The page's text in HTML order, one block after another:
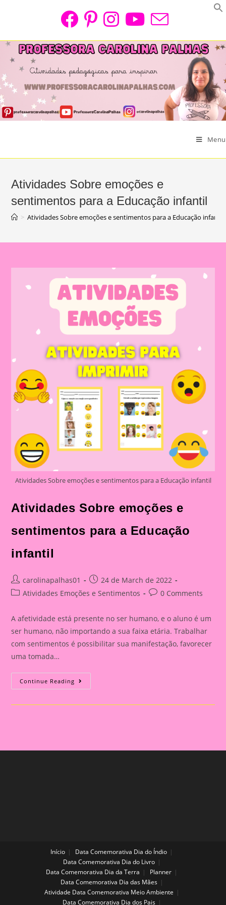
Menu
Atividades Sobre emoções e
sentimentos para a Educação infantil
> Atividades Sobre emoções e sentimentos para a Educação infantil
Atividades Sobre emoções e sentimentos para a Educação infantil
Atividades Sobre emoções e
sentimentos para a Educação
infantil
Post
author:
carolinapalhas01
Post
published:
24 de March de 2022
PostAtividades Emoções e Sentimentos
Post0 Comments
A afetividade está presente no ser humano, e o aluno é um
ser humano, não importando a sua faixa etária. Trabalhar
com sentimentos é possibilitar sua manifestação, favorecer
uma tomada…
Continue Reading Atividades
Sobre
Início
Data Comemorativa Dia do Índio
Data Comemorativa Dia do Livro
Data Comemorativa Dia da Terra
Planner
Data Comemorativa Dia das Mães
Atividade Data Comemorativa Meio Ambiente
Data Comemorativa Dia dos Pais